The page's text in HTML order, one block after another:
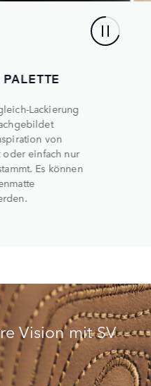
Lackierung
von
oder einfach nur
Es können
Vision mit SV